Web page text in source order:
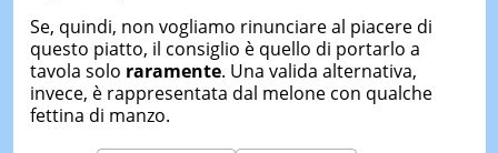
Se, quindi, non vogliamo rinunciare al piacere di
questo piatto, il consiglio è quello di portarlo a
tavola solo raramente. Una valida alternativa,
invece, è rappresentata dal melone con qualche
fettina di manzo.